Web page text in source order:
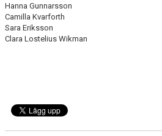
Hanna Gunnarsson
Camilla Kvarforth
Sara Eriksson
Clara Lostelius Wikman